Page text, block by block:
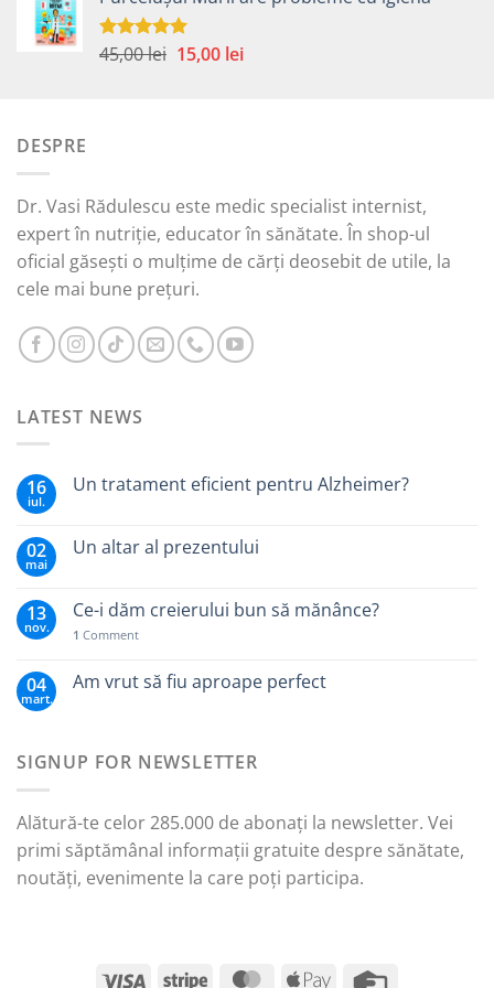
fost:
45,00 lei.
Evaluat la
45,00lei Prețul
15,00 leiPrețul
DESPRE
Dr. Vasi Rădulescu este medic specialist internist,
expert în nutriție, educator în sănătate. În shop-ul
oficial găsești o mulțime de cărți deosebit de utile, la
cele mai bune prețuri.
LATEST NEWS
16
iul.
Un tratament eficient pentru Alzheimer?
02
mai
Un altar al prezentului
13
nov.
Ce-i dăm creierului bun să mănânce?
1 Comment
04
mart.
Am vrut să fiu aproape perfect
SIGNUP FOR NEWSLETTER
Alătură-te celor 285.000 de abonați la newsletter. Vei
primi săptămânal informații gratuite despre sănătate,
noutăți, evenimente la care poți participa.